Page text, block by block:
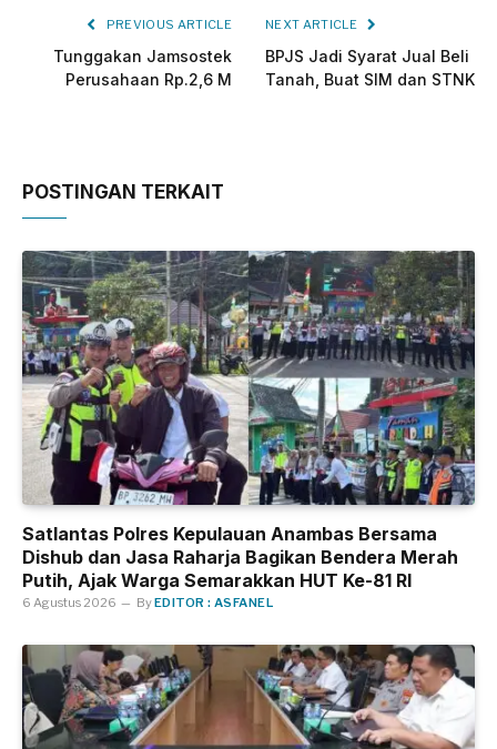
PREVIOUS ARTICLE
Tunggakan Jamsostek
Perusahaan Rp.2,6 M
NEXT ARTICLE
BPJS Jadi Syarat Jual Beli
Tanah, Buat SIM dan STNK
POSTINGAN TERKAIT
Satlantas Polres Kepulauan Anambas Bersama
Dishub dan Jasa Raharja Bagikan Bendera Merah
Putih, Ajak Warga Semarakkan HUT Ke-81 RI
6 Agustus 2026 ByEDITOR : ASFANEL